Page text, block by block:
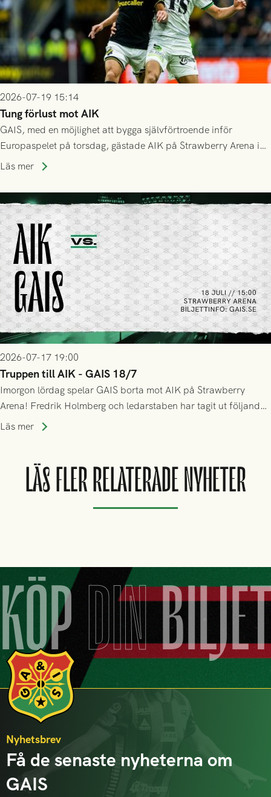
2026-07-19 15:14
Tung förlust mot AIK
GAIS, med en möjlighet att bygga självförtroende inför
Europaspelet på torsdag, gästade AIK på Strawberry Arena i
Stockholm . Men trots konstant hotande i första halvlek av
lyckades få in 2-0.
Läs mer
2026-07-17 19:00
Truppen till AIK - GAIS 18/7
Imorgon lördag spelar GAIS borta mot AIK på Strawberry
Arena! Fredrik Holmberg och ledarstaben har tagit ut följande
trupp till matchen:
Läs mer
LÄS FLER RELATERADE NYHETER
KÖPDIN
Nyhetsbrev
Få de senaste nyheterna om
GAIS